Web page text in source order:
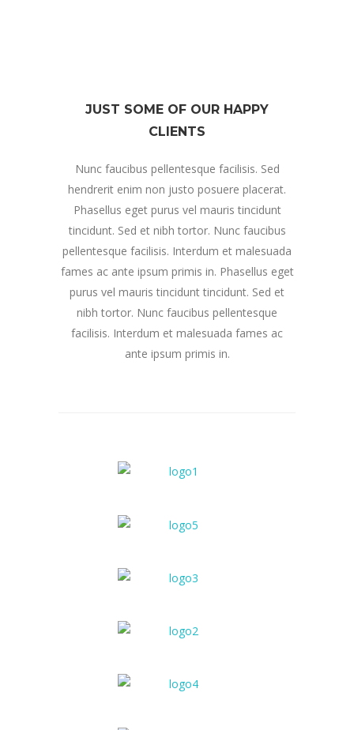
JUST SOME OF OUR HAPPY
CLIENTS
Nunc faucibus pellentesque facilisis. Sed
hendrerit enim non justo posuere placerat.
Phasellus eget purus vel mauris tincidunt
tincidunt. Sed et nibh tortor. Nunc faucibus
pellentesque facilisis. Interdum et malesuada
fames ac ante ipsum primis in. Phasellus eget
purus vel mauris tincidunt tincidunt. Sed et
nibh tortor. Nunc faucibus pellentesque
facilisis. Interdum et malesuada fames ac
ante ipsum primis in.